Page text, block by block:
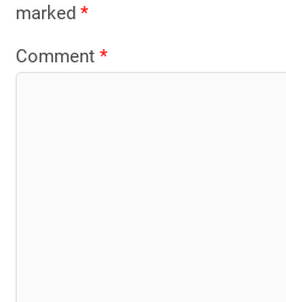
marked*
Comment*